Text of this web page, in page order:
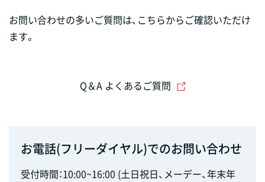
お問い合わせの多いご質問は、こちらからご確認いただけ
ます。
Q＆A よくあるご質問
お電話(フリーダイヤル)でのお問い合わせ
受付時間：10:00~16:00 (土日祝日、メーデー、年末年